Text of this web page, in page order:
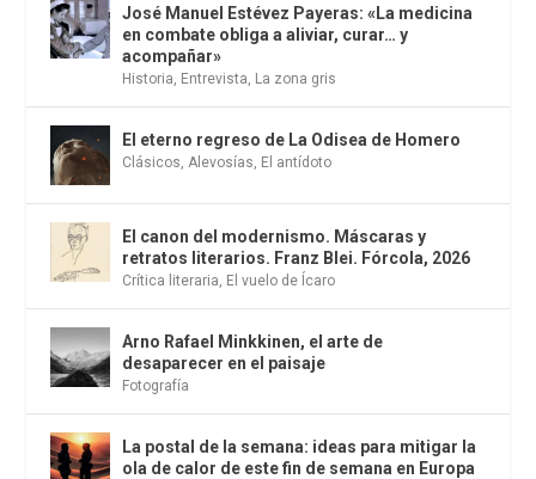
José Manuel Estévez Payeras: «La medicina
en combate obliga a aliviar, curar… y
acompañar»
Historia Entrevista La zona gris
El eterno regreso de La Odisea de Homero
Clásicos Alevosías El antídoto
El canon del modernismo. Máscaras y
retratos literarios. Franz Blei. Fórcola, 2026
Crítica literaria El vuelo de Ícaro
Arno Rafael Minkkinen, el arte de
desaparecer en el paisaje
Fotografía
La postal de la semana: ideas para mitigar la
ola de calor de este fin de semana en Europa